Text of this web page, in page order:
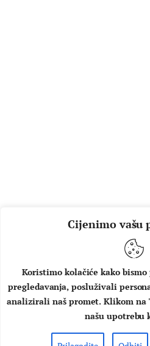
Cijenimo vašu
Koristimo kolačiće kako
pregledavanja, posluživali
analizirali naš promet. Klikom na
našu upotrebu